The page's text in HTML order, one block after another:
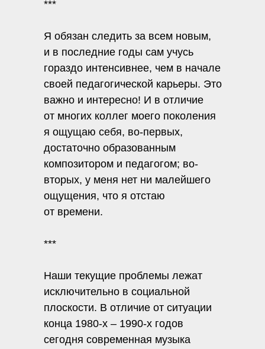
***
Я обязан следить за всем новым,
и в последние годы сам учусь
гораздо интенсивнее, чем в начале
своей педагогической карьеры. Это
важно и интересно! И в отличие
от многих коллег моего поколения
я ощущаю себя, во-первых,
достаточно образованным
композитором и педагогом; во-
вторых, у меня нет ни малейшего
ощущения, что я отстаю
от времени.
***
Наши текущие проблемы лежат
исключительно в социальной
плоскости. В отличие от ситуации
конца 1980-х – 1990-х годов
сегодня современная музыка